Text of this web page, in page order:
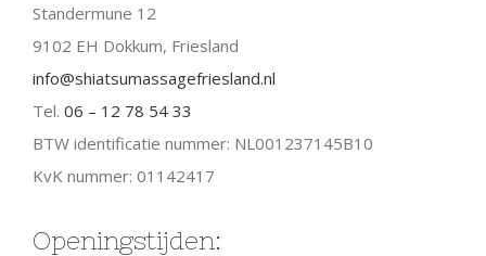
Standermune 12
9102 EH Dokkum, Friesland
info@shiatsumassagefriesland.nl
Tel. 06 – 12 78 54 33
BTW identificatie nummer: NL001237145B10
KvK nummer: 01142417
Openingstijden: